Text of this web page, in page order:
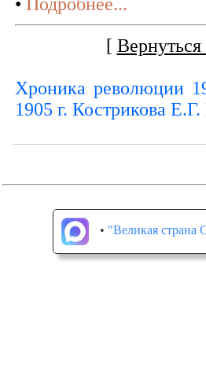
[ Вернуться
Хроника революции
1905 г. Кострикова
• "Великая